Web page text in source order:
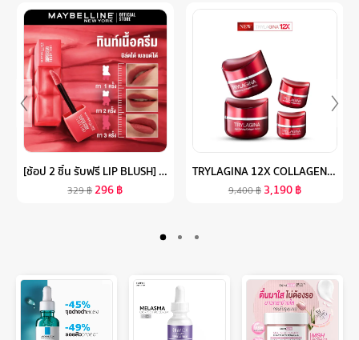
[ช้อป 2 ชิ้น รับฟรี LIP BLUSH] ใหม่! เมย์เบลลีน ซุปเปอร์ สเตย์ เท็ดดี้ ทินท์ ลิปทินท์เนื้อนุ่ม สัมผัสเบาสบาย MAYBELLINE SUPERSTAY TEDDY TINT
329฿296฿
TRYLAGINA 12X COLLAGEN ไตรลาจิน่า คอลลาเจน 12X เซรั่มคืนความอ่อนเยาว์ครบ 5 มิติ 2 กระปุก ฟรี ขนาดพกพา 2 กระปุก
9,400฿ 3,190฿